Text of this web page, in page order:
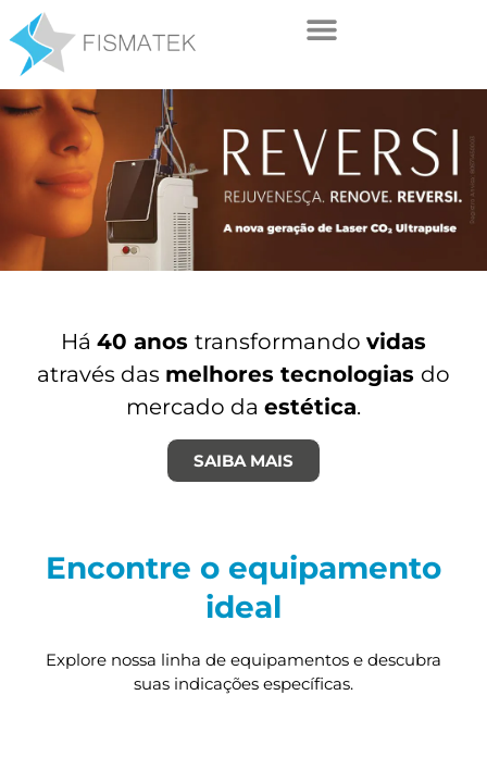
Há 40 anos transformando vidas
através das melhores tecnologias do
mercado da estética.
SAIBA MAIS
Encontre o equipamento
ideal
Explore nossa linha de equipamentos e descubra
suas indicações específicas.